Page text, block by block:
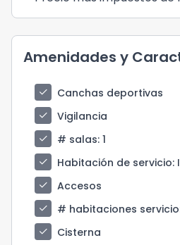
Amenidades y
check
Canchas deportivas
check
Vigilancia
check
# salas: 1
check
Habitación de servicio:
check
Accesos
check
# habitaciones servicio
check
Cisterna